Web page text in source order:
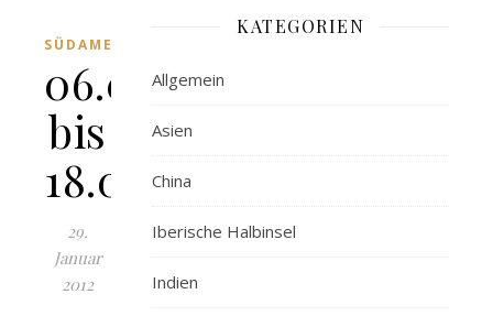
SÜDAMERIKA
06.07.
bis
18.07.2007
29.
Januar
2012
KATEGORIEN
Allgemein
Asien
China
Iberische Halbinsel
Indien